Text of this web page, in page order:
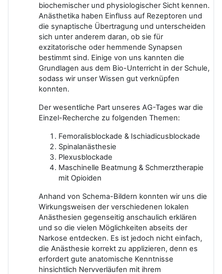
biochemischer und physiologischer Sicht kennen.
Anästhetika haben Einfluss auf Rezeptoren und
die synaptische Übertragung und unterscheiden
sich unter anderem daran, ob sie für
exzitatorische oder hemmende Synapsen
bestimmt sind. Einige von uns kannten die
Grundlagen aus dem Bio-Unterricht in der Schule,
sodass wir unser Wissen gut verknüpfen
konnten.
Der wesentliche Part unseres AG-Tages war die
Einzel-Recherche zu folgenden Themen:
Femoralisblockade & Ischiadicusblockade
Spinalanästhesie
Plexusblockade
Maschinelle Beatmung & Schmerztherapie
mit Opioiden
Anhand von Schema-Bildern konnten wir uns die
Wirkungsweisen der verschiedenen lokalen
Anästhesien gegenseitig anschaulich erklären
und so die vielen Möglichkeiten abseits der
Narkose entdecken. Es ist jedoch nicht einfach,
die Anästhesie korrekt zu applizieren, denn es
erfordert gute anatomische Kenntnisse
hinsichtlich Nervverläufen mit ihrem